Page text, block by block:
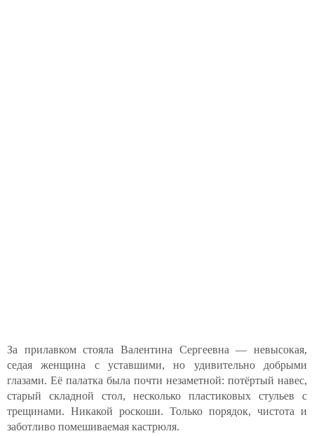
За прилавком стояла Валентина Сергеевна — невысокая,
седая женщина с уставшими, но удивительно добрыми
глазами. Её палатка была почти незаметной: потёртый навес,
старый складной стол, несколько пластиковых стульев с
трещинами. Никакой роскоши. Только порядок, чистота и
заботливо помешиваемая кастрюля.